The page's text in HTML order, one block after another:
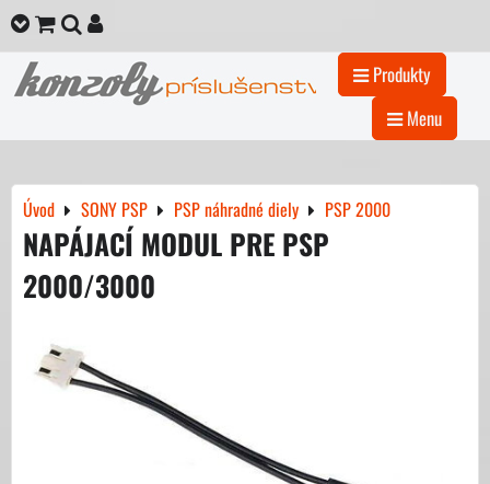
Produkty
Menu
Úvod SONY PSP PSP náhradné diely PSP 2000
NAPÁJACÍ MODUL PRE PSP
2000/3000